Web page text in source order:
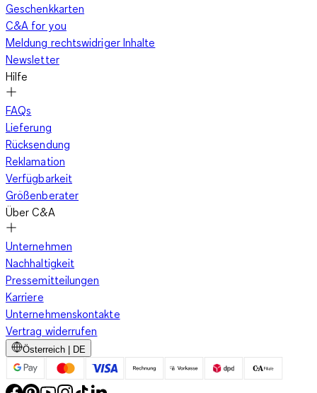
Geschenkkarten
C&A for you
Meldung rechtswidriger Inhalte
Newsletter
Hilfe
FAQs
Lieferung
Rücksendung
Reklamation
Verfügbarkeit
Größenberater
Über C&A
Unternehmen
Nachhaltigkeit
Pressemitteilungen
Karriere
Unternehmenskontakte
Vertrag widerrufen
Österreich | DE